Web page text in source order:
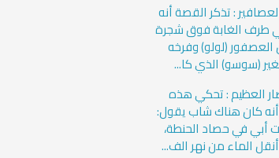
: تذكر القصة أنه
الغابة فوق شجرة
العصفور (لولو) وفرخه
(سوسو) الذي كا...
العظيم : تحكي هذه
كان هناك شاب يقول:
أبي في حصاد الحنطة،
الماء من نهر الف...